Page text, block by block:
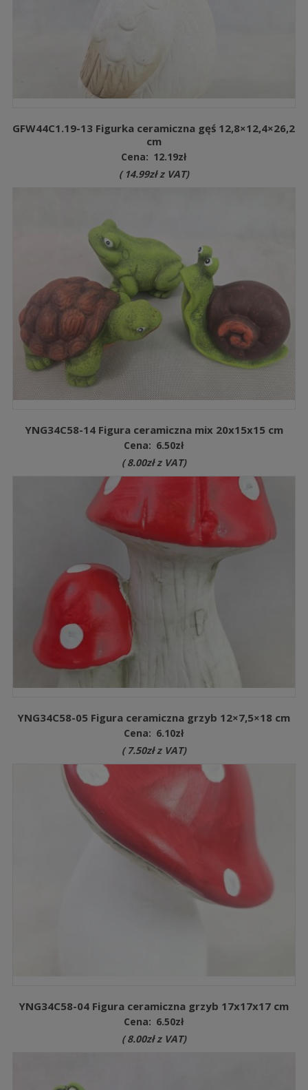
GFW44C1.19-13 Figurka ceramiczna gęś 12,8×12,4×26,2
cm
Cena: 12.19zł
( 14.99złz VAT)
YNG34C58-14 Figura ceramiczna mix 20x15x15 cm
Cena: 6.50zł
( 8.00złz VAT)
YNG34C58-05 Figura ceramiczna grzyb 12×7,5×18 cm
Cena: 6.10zł
( 7.50złz VAT)
YNG34C58-04 Figura ceramiczna grzyb 17x17x17 cm
Cena: 6.50zł
( 8.00złz VAT)